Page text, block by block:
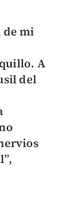
de mi
A
del